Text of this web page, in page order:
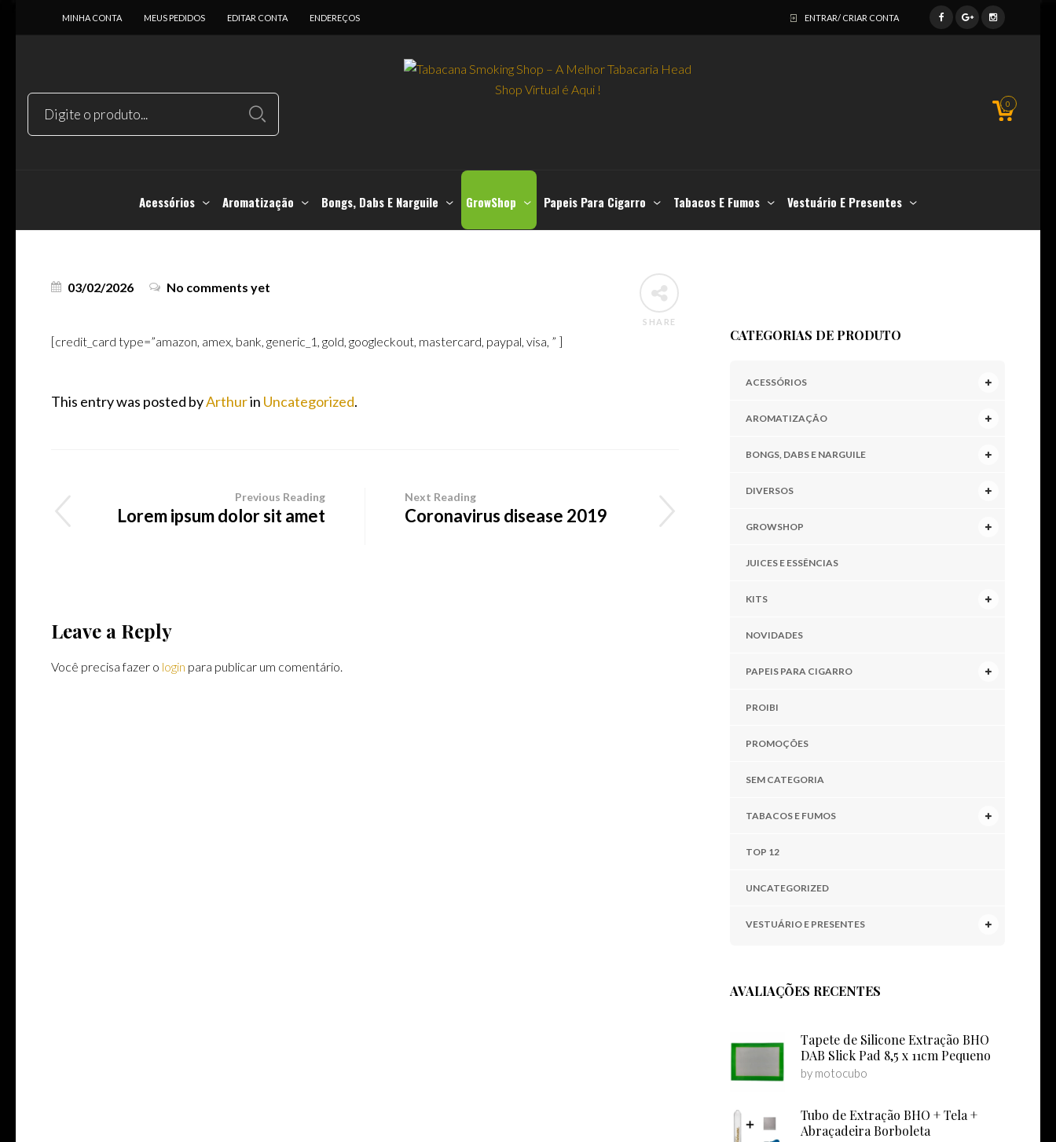
MINHA CONTA MEUS PEDIDOS EDITAR CONTA ENDEREÇOS ENTRAR/ CRIAR CONTA
0
Acessórios Aromatização Bongs, Dabs E Narguile GrowShop Papeis Para Cigarro Tabacos E Fumos Vestuário E Presentes
SHARE
03/02/2026 No comments yet
[credit_card type=”amazon, amex, bank, generic_1, gold, googleckout, mastercard, paypal, visa, ” ]
This entry was posted byArthurin Uncategorized.
Previous Reading
Lorem ipsum dolor sit amet
Next Reading
Coronavirus disease 2019
Leave a Reply
Você precisa fazer o login para publicar um comentário.
CATEGORIAS DE PRODUTO
ACESSÓRIOS
AROMATIZAÇÃO
BONGS, DABS E NARGUILE
DIVERSOS
GROWSHOP
JUICES E ESSÊNCIAS
KITS
NOVIDADES
PAPEIS PARA CIGARRO
PROIBI
PROMOÇÕES
SEM CATEGORIA
TABACOS E FUMOS
TOP 12
UNCATEGORIZED
VESTUÁRIO E PRESENTES
AVALIAÇÕES RECENTES
Tapete de Silicone Extração BHO
DAB Slick Pad 8,5 x 11cm Pequeno
by motocubo
Tubo de Extração BHO + Tela +
Abraçadeira Borboleta